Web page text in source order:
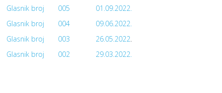
Glasnik broj
005
01.09.2022.
Glasnik broj
004
09.06.2022.
Glasnik broj
003 26.05.2022.
Glasnik broj
002 29.03.2022.